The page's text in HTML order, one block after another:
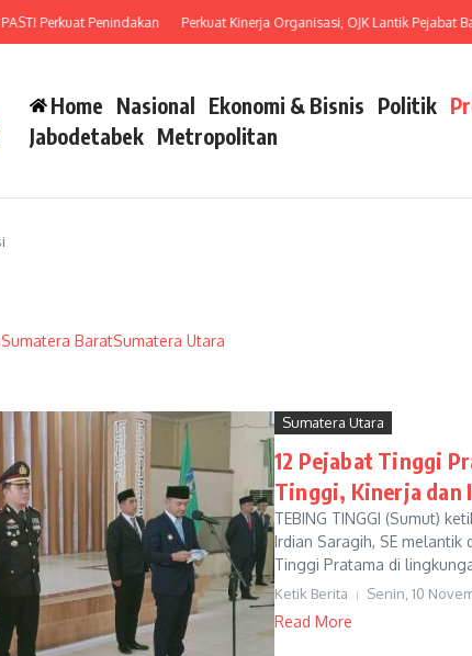
Penindakan Perkuat Kinerja Organisasi, OJK Lantik Pejabat Baru
Home Nasional Ekonomi & Bisnis Politik
Jabodetabek Metropolitan
Sumatera BaratSumatera Utara
Sumatera Utara
12 Pejabat Tinggi
Tinggi, Kinerja dan
TEBING TINGGI (Sumut)
Irdian Saragih, SE melantik
Tinggi Pratama di
Ketik Berita Senin, 10
Read More